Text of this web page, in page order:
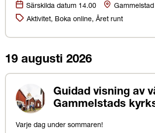
Datum:
Särskilda datum 14.00 Plats
Kategorier:
Aktivitet, Boka online, Året runt
19 augusti 2026
Guidad visning av
Gammelstads
Varje dag under sommaren!